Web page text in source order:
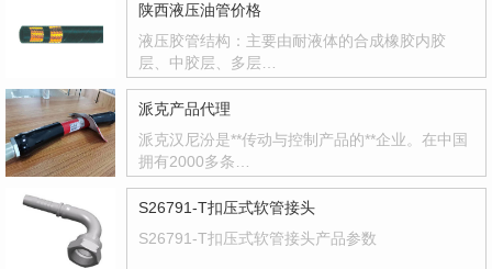
陕西液压油管价格
液压胶管结构：主要由耐液体的合成橡胶内胶
层、中胶层、多层…
派克产品代理
派克汉尼汾是**传动与控制产品的**企业。在中国
拥有2000多条…
S26791-T扣压式软管接头
S26791-T扣压式软管接头产品参数